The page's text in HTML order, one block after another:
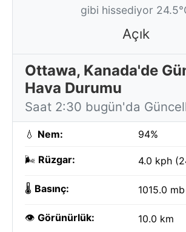
gibi hissediyor
Açık
Ottawa, Kanada'de
Hava Durumu
Saat 2:30 bugün'da
💧 Nem: 94%
🌬️ Rüzgar: 4.0 kph
🌡️ Basınç: 1015.0 mb
👁️ Görünürlük: 10.0 km